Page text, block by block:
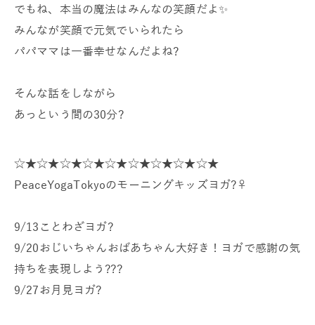
でもね、本当の魔法はみんなの笑顔だよ✨
みんなが笑顔で元気でいられたら
パパママは一番幸せなんだよね?
そんな話をしながら
あっという間の30分?
☆★☆★☆★☆★☆★☆★☆★☆★☆★
PeaceYogaTokyoのモーニングキッズヨガ?‍♀️
9/13ことわざヨガ?
9/20おじいちゃんおばあちゃん大好き！ヨガで感謝の気
持ちを表現しよう?‍??
9/27お月見ヨガ?